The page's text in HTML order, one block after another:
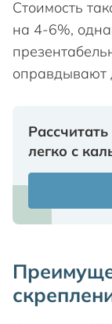
Стоимость
на 4-6%,
оправдывают
легко с